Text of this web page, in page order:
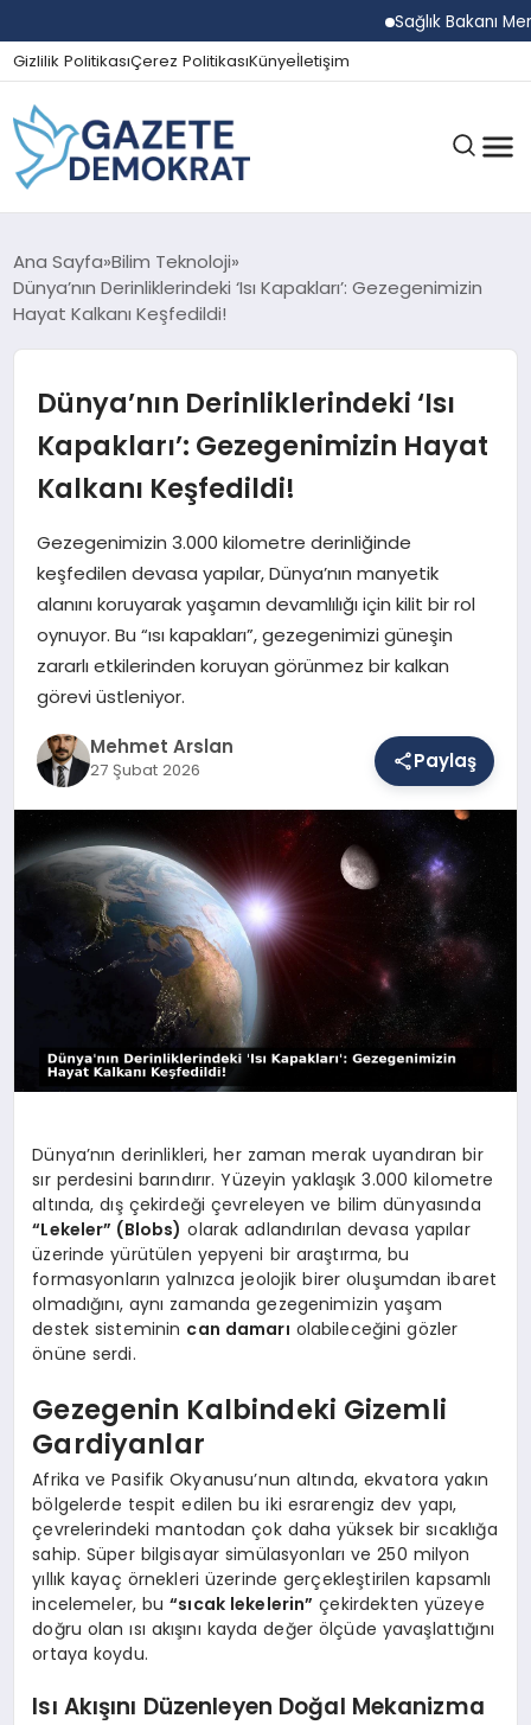
Sağlık Bakanı
Gizlilik PolitikasıÇerez PolitikasıKünyeİletişim
GÜNDEM
EKONOMI
SPOR
SAĞLIK
EĞITIM
DÜNYA
YAŞAM
Ana Sayfa Bilim Teknoloji
Dünya’nın Derinliklerindeki ‘Isı Kapakları’: Gezegenimizin
Hayat Kalkanı Keşfedildi!
Dünya’nın Derinliklerindeki ‘Isı
Kapakları’: Gezegenimizin Hayat
Kalkanı Keşfedildi!
Gezegenimizin 3.000 kilometre derinliğinde
keşfedilen devasa yapılar, Dünya’nın manyetik
alanını koruyarak yaşamın devamlılığı için kilit bir rol
oynuyor. Bu “ısı kapakları”, gezegenimizi güneşin
zararlı etkilerinden koruyan görünmez bir kalkan
görevi üstleniyor.
Mehmet Arslan
27 Şubat 2026 Paylaş
Dünya’nın derinlikleri, her zaman merak uyandıran bir
sır perdesini barındırır. Yüzeyin yaklaşık 3.000 kilometre
altında, dış çekirdeği çevreleyen ve bilim dünyasında
“Lekeler” (Blobs) olarak adlandırılan devasa yapılar
üzerinde yürütülen yepyeni bir araştırma, bu
formasyonların yalnızca jeolojik birer oluşumdan ibaret
olmadığını, aynı zamanda gezegenimizin yaşam
destek sisteminin can damarı olabileceğini gözler
önüne serdi.
Gezegenin Kalbindeki Gizemli
Gardiyanlar
Afrika ve Pasifik Okyanusu’nun altında, ekvatora yakın
bölgelerde tespit edilen bu iki esrarengiz dev yapı,
çevrelerindeki mantodan çok daha yüksek bir sıcaklığa
sahip. Süper bilgisayar simülasyonları ve 250 milyon
yıllık kayaç örnekleri üzerinde gerçekleştirilen kapsamlı
incelemeler, bu“sıcak lekelerin” çekirdekten yüzeye
doğru olan ısı akışını kayda değer ölçüde yavaşlattığını
ortaya koydu.
Isı Akışını Düzenleyen Doğal Mekanizma